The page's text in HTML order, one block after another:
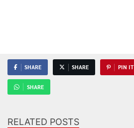
SHARE SHARE PIN IT
SHARE
RELATED POSTS